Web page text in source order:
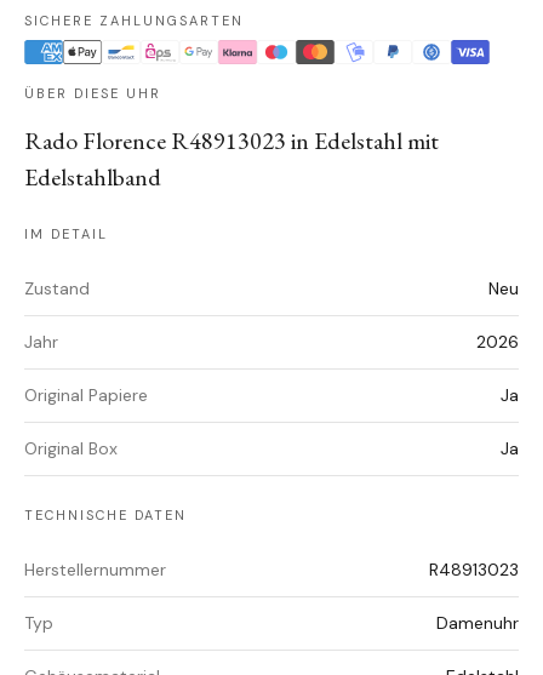
SICHERE ZAHLUNGSARTEN
ÜBER DIESE UHR
Rado Florence R48913023 in Edelstahl mit
Edelstahlband
IM DETAIL
Zustand Neu
Jahr 2026
Original Papiere Ja
Original Box Ja
TECHNISCHE DATEN
Herstellernummer R48913023
Typ Damenuhr